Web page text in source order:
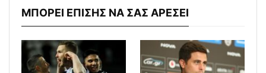
ΜΠΟΡΕΙ ΕΠΙΣΗΣ ΝΑ ΣΑΣ ΑΡΕΣΕΙ